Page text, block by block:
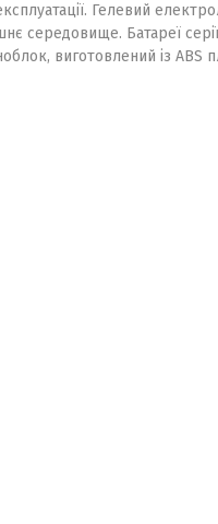
Гелевий
середовище. Батареї
виготовлений із ABS